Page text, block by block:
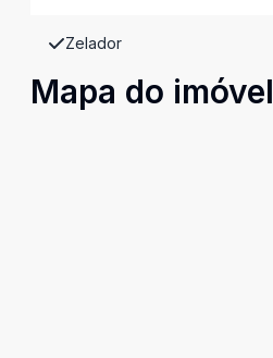
Zelador
Mapa do imóvel